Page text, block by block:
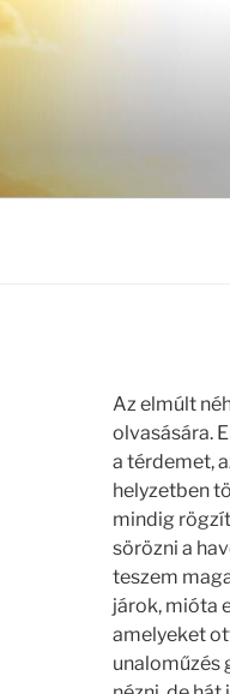
Az elmúlt
olvasására.
a térdemet,
helyzetben
mindig
sörözni a
teszem
járok, mióta
amelyeket
unaloműzés